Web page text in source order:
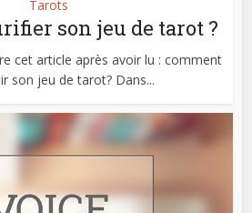
Tarots
son jeu de tarot ?
cet article après avoir lu : comment
son jeu de tarot? Dans...